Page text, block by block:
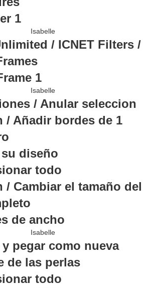
1
/ ICNET Filters /
1
/ Anular seleccion
/ Añadir bordes de 1
diseño
todo
/ Cambiar el tamaño del
de ancho
pegar como nueva
de las perlas
todo